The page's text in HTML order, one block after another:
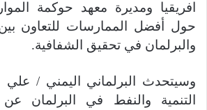
افريقيا ومديرة معهد حوكمة
حول أفضل الممارسات للتعاون
والبرلمان في تحقيق الشفافية.
وسيتحدث البرلماني اليمني /
التنمية والنفط في البرلمان عن